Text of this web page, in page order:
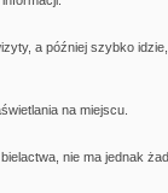
a później szybko
na miejscu.
nie ma jednak